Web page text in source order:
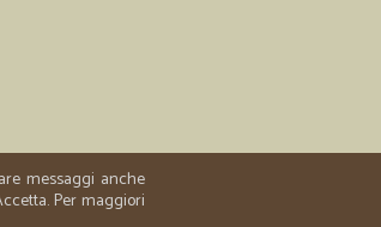
messaggi anche
Per maggiori